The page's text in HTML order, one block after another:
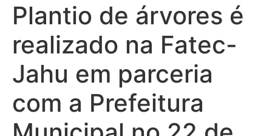
Plantio de árvores é
realizado na Fatec-
Jahu em parceria
com a Prefeitura